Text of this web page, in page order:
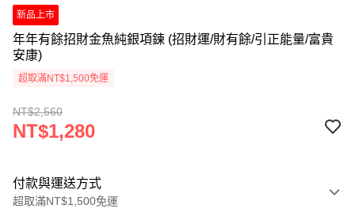
新品上市
年年有餘招財金魚純銀項鍊 (招財運/財有餘/引正能量/富貴
安康)
超取滿NT$1,500免運
NT$2,560
NT$1,280
付款與運送方式
超取滿NT$1,500免運